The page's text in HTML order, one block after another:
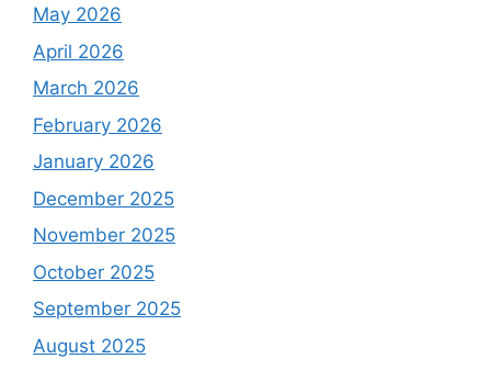
May 2026
April 2026
March 2026
February 2026
January 2026
December 2025
November 2025
October 2025
September 2025
August 2025